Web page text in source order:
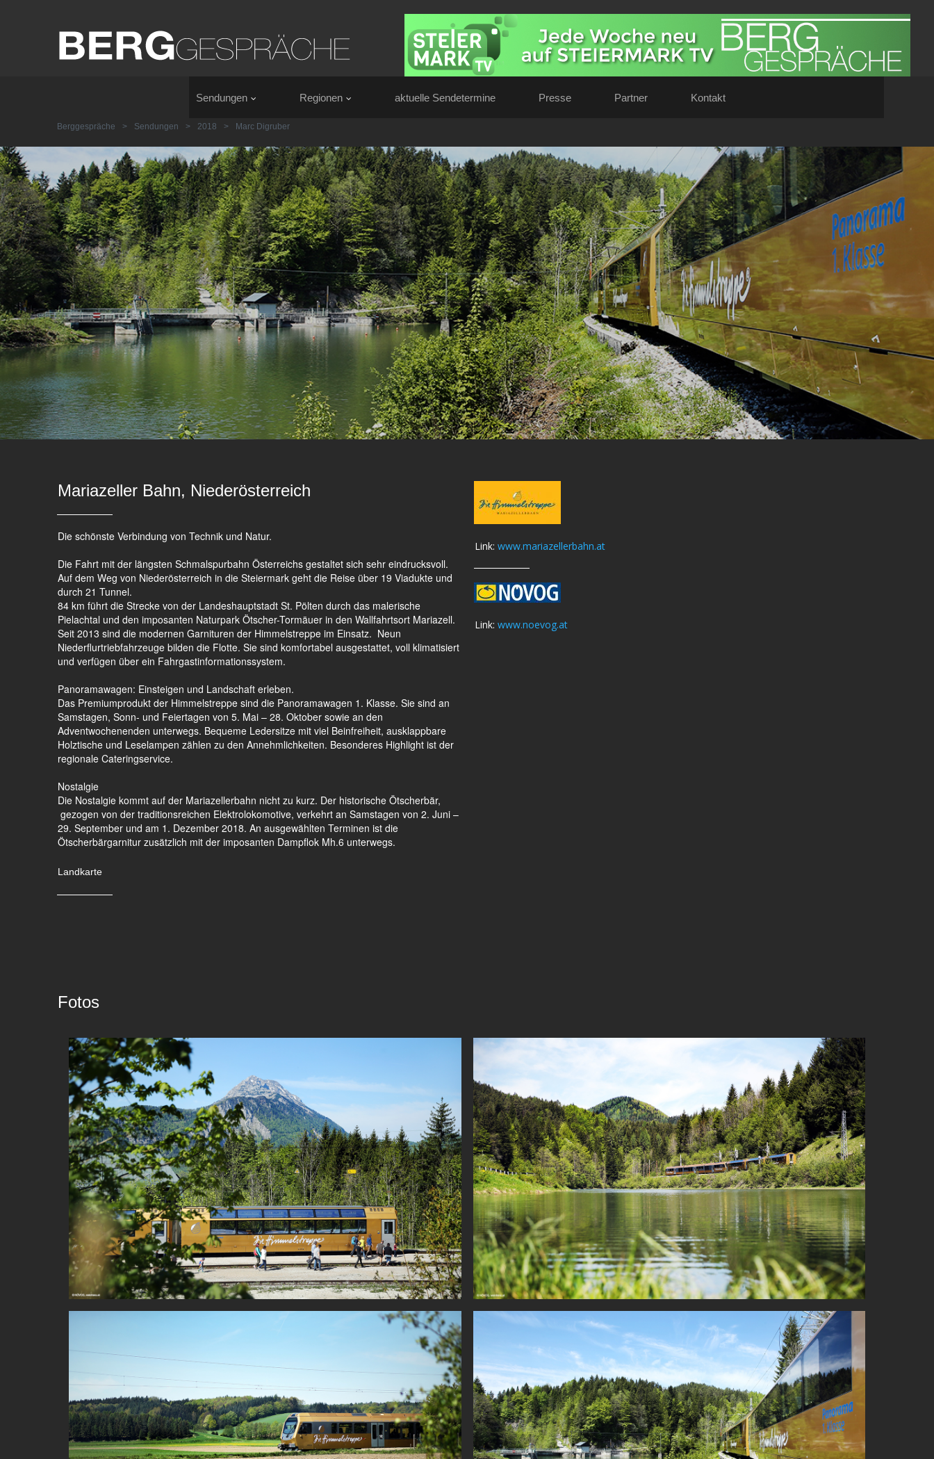
Sendungen Regionen aktuelle Sendetermine Presse Partner Kontakt
Berggespräche > Sendungen > 2018 > Marc Digruber
Mariazeller Bahn, Niederösterreich
Die schönste Verbindung von Technik und Natur.
Die Fahrt mit der längsten Schmalspurbahn Österreichs gestaltet sich sehr eindrucksvoll.
Auf dem Weg von Niederösterreich in die Steiermark geht die Reise über 19 Viadukte und
durch 21 Tunnel.
84 km führt die Strecke von der Landeshauptstadt St. Pölten durch das malerische
Pielachtal und den imposanten Naturpark Ötscher-Tormäuer in den Wallfahrtsort Mariazell.
Seit 2013 sind die modernen Garnituren der Himmelstreppe im Einsatz. Neun
Niederflurtriebfahrzeuge bilden die Flotte. Sie sind komfortabel ausgestattet, voll klimatisiert
und verfügen über ein Fahrgastinformationssystem.
Panoramawagen: Einsteigen und Landschaft erleben.
Das Premiumprodukt der Himmelstreppe sind die Panoramawagen 1. Klasse. Sie sind an
Samstagen, Sonn- und Feiertagen von 5. Mai – 28. Oktober sowie an den
Adventwochenenden unterwegs. Bequeme Ledersitze mit viel Beinfreiheit, ausklappbare
Holztische und Leselampen zählen zu den Annehmlichkeiten. Besonderes Highlight ist der
regionale Cateringservice.
Nostalgie
Die Nostalgie kommt auf der Mariazellerbahn nicht zu kurz. Der historische Ötscherbär,
gezogen von der traditionsreichen Elektrolokomotive, verkehrt an Samstagen von 2. Juni –
29. September und am 1. Dezember 2018. An ausgewählten Terminen ist die
Ötscherbärgarnitur zusätzlich mit der imposanten Dampflok Mh.6 unterwegs.
Landkarte
Link: www.mariazellerbahn.at
Link: www.noevog.at
Fotos